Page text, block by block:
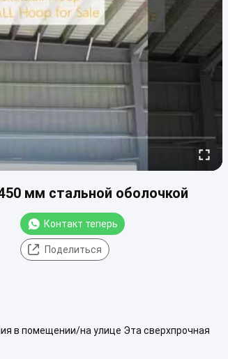
мм стальной оболочкой
Контакт теперь
Поделиться
в помещении/на улице Эта сверхпрочная